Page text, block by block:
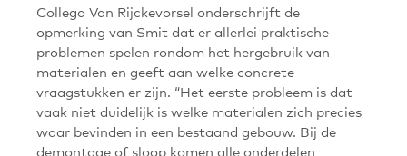
Collega Van Rijckevorsel onderschrijft de
opmerking van Smit dat er allerlei praktische
problemen spelen rondom het hergebruik van
materialen en geeft aan welke concrete
vraagstukken er zijn. “Het eerste probleem is dat
vaak niet duidelijk is welke materialen zich precies
waar bevinden in een bestaand gebouw. Bij de
demontage of sloop komen alle onderdelen